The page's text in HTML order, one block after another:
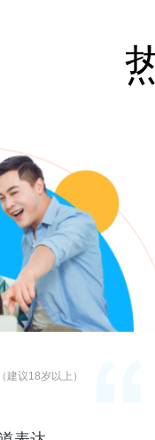
（建议18岁以上）